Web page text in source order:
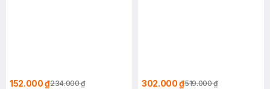
152.000 ₫234.000 ₫ 302.000 ₫519.000 ₫